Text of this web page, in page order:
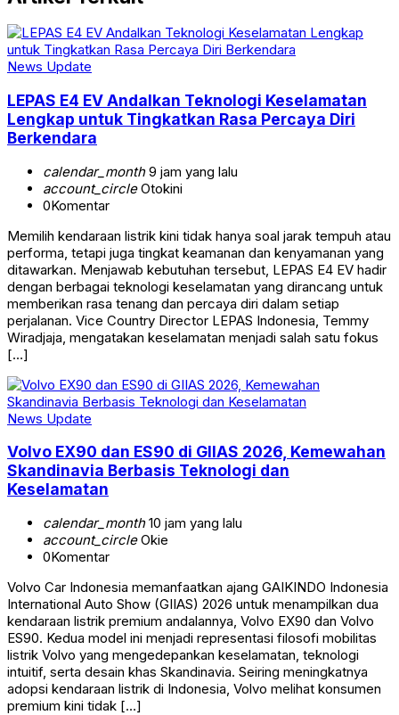
News Update
LEPAS E4 EV Andalkan Teknologi Keselamatan
Lengkap untuk Tingkatkan Rasa Percaya Diri
Berkendara
calendar_month9 jam yang lalu
account_circleOtokini
0Komentar
Memilih kendaraan listrik kini tidak hanya soal jarak tempuh atau
performa, tetapi juga tingkat keamanan dan kenyamanan yang
ditawarkan. Menjawab kebutuhan tersebut, LEPAS E4 EV hadir
dengan berbagai teknologi keselamatan yang dirancang untuk
memberikan rasa tenang dan percaya diri dalam setiap
perjalanan. Vice Country Director LEPAS Indonesia, Temmy
Wiradjaja, mengatakan keselamatan menjadi salah satu fokus
[…]
News Update
Volvo EX90 dan ES90 di GIIAS 2026, Kemewahan
Skandinavia Berbasis Teknologi dan
Keselamatan
calendar_month10 jam yang lalu
account_circleOkie
0Komentar
Volvo Car Indonesia memanfaatkan ajang GAIKINDO Indonesia
International Auto Show (GIIAS) 2026 untuk menampilkan dua
kendaraan listrik premium andalannya, Volvo EX90 dan Volvo
ES90. Kedua model ini menjadi representasi filosofi mobilitas
listrik Volvo yang mengedepankan keselamatan, teknologi
intuitif, serta desain khas Skandinavia. Seiring meningkatnya
adopsi kendaraan listrik di Indonesia, Volvo melihat konsumen
premium kini tidak […]